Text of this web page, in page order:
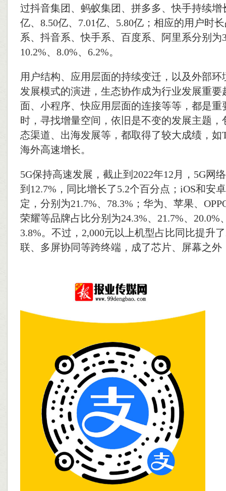
过抖音集团、蚂蚁集团、拼多多、快手持续增
亿、8.50亿、7.01亿、5.80亿；相应的用户时
系、抖音系、快手系、百度系、阿里系分别为
10.2%、8.0%、6.2%。
用户结构、应用层面的持续变迁，以及外部环
发展模式的演进，生态协作成为行业发展重要
面、小程序、快应用层面的连接等等，都是重
时，寻找增量空间，依旧是不变的发展主题，
态渠道、出海发展等，都取得了较大成绩，如
海外高速增长。
5G保持高速发展，截止到2022年12月，5G网
到12.7%，同比增长了5.2个百分点；iOS和安
定，分别为21.7%、78.3%；华为、苹果、
荣耀等品牌占比分别为24.3%、21.7%、20.0%
3.8%。不过，2,000元以上机型占比同比提升
联、多屏协同等跨终端，成了芯片、屏幕之外